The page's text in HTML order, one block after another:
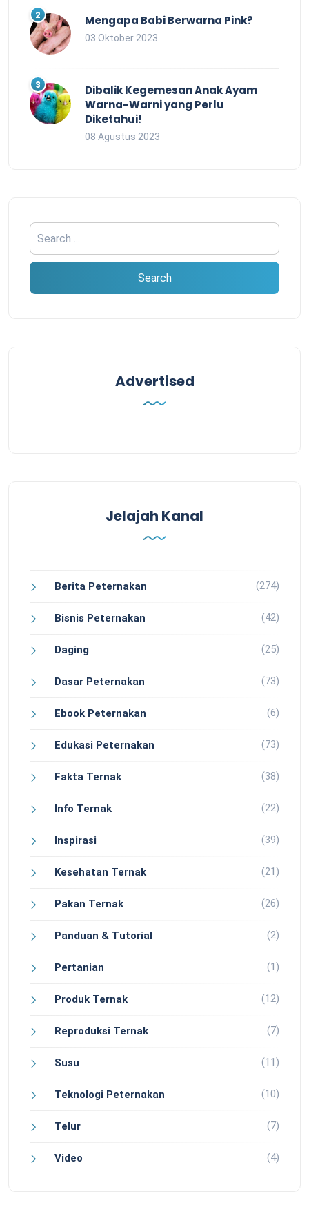
Mengapa Babi Berwarna Pink?
03 Oktober 2023
Dibalik Kegemesan Anak Ayam
Warna-Warni yang Perlu
Diketahui!
08 Agustus 2023
Advertised
Jelajah Kanal
Berita Peternakan (274)
Bisnis Peternakan (42)
Daging (25)
Dasar Peternakan (73)
Ebook Peternakan (6)
Edukasi Peternakan (73)
Fakta Ternak (38)
Info Ternak (22)
Inspirasi (39)
Kesehatan Ternak (21)
Pakan Ternak (26)
Panduan & Tutorial (2)
Pertanian (1)
Produk Ternak (12)
Reproduksi Ternak (7)
Susu (11)
Teknologi Peternakan (10)
Telur (7)
Video (4)